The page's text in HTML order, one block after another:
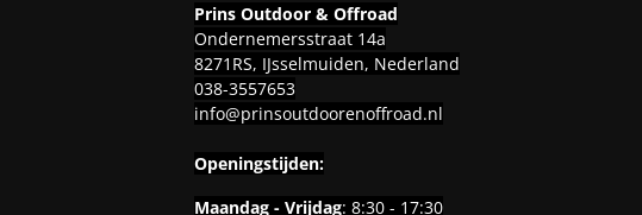
Prins Outdoor & Offroad
Ondernemersstraat 14a
8271RS, IJsselmuiden, Nederland
038-3557653
info@prinsoutdoorenoffroad.nl
Openingstijden:
Maandag - Vrijdag: 8:30 - 17:30